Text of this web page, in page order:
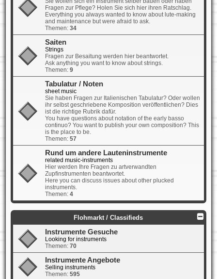
Fragen zur Pflege? Holen Sie sich hier ihren Ratschlag.
Everything you always wanted to know about lute-making
and maintenance but were afraid to ask.
Themen: 34
Saiten
Strings
Fragen zur Besaitung werden hier beantwortet.
Ask anything you want to know about strings.
Themen: 9
Tabulatur / Noten
sheet music
Sie haben Fragen zur Italienischen Tabulatur? Oder wollen
ihr selbst geschriebene Komposition veröffentlichen? Dies
ist die richtige Rubrik dafür.
You have questions about notation of the early basso
continuo? You want to publish your own composition? This
is the place to be.
Themen: 57
Rund um andere Lauteninstrumente
related music-instruments
Hier werden Ihre Fragen zu artverwandten
Zupfinstrumenten beantwortet.
Here you can discuss issues about other plucked
instruments.
Themen: 4
Flohmarkt / Classifieds
Instrumente Gesuche
Looking for instruments
Themen: 70
Instrumente Angebote
Selling instruments
Themen: 595